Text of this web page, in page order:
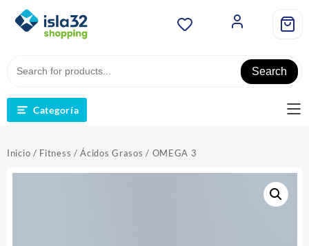
contenido
Search
Categoría
Inicio / Fitness /Ácidos Grasos / OMEGA 3